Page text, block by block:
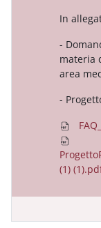
In
-
materia
area
-
(1)